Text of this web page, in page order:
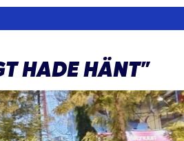
HADE HÄNT”